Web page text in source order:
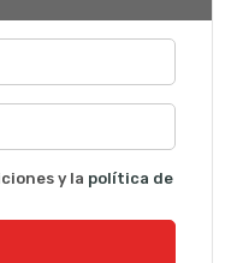
y la política de